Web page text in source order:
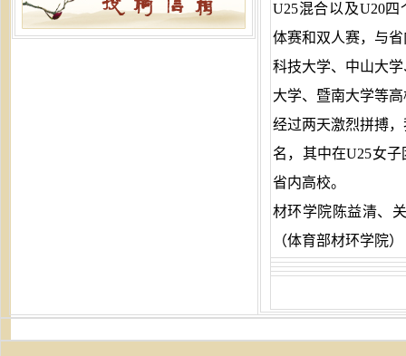
U25混合以及U20四
体赛和双人赛，与
科技大学、中山大
大学、暨南大学等
经过两天激烈拼搏
名，其中在U25女
省内高校。
材环学院陈益清、
（体育部材环学院）